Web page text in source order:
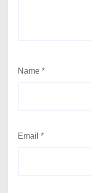
Name *
Email *